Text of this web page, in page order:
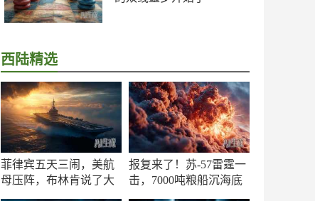
西陆精选
菲律宾五天三闹，美航
母压阵，布林肯说了大
报复来了！苏-57雷霆一
击，7000吨粮船沉海底